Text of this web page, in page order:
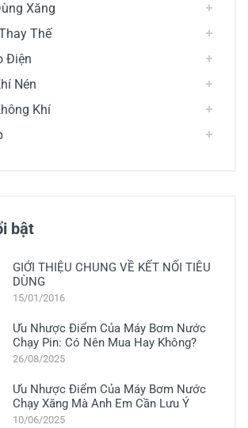
Xăng
Thế
Điện
Nén
Khí
bật
GIỚI THIỆU CHUNG VỀ KẾT NỐI TIÊU
DÙNG
15/01/2016
Ưu Nhược Điểm Của Máy Bơm Nước
Chạy Pin: Có Nên Mua Hay Không?
26/08/2025
Ưu Nhược Điểm Của Máy Bơm Nước
Chạy Xăng Mà Anh Em Cần Lưu Ý
10/06/2025